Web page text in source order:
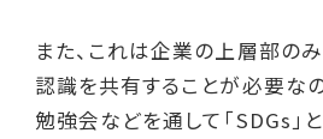
また、これは企業の上層部の
認識を共有することが必要な
勉強会などを通して「SDGs」